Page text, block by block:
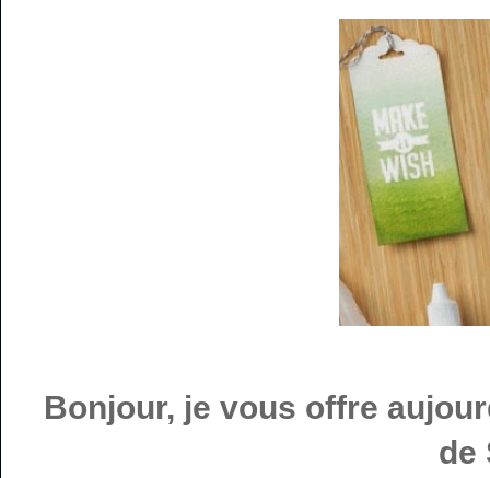
Bonjour, je vous offre
de